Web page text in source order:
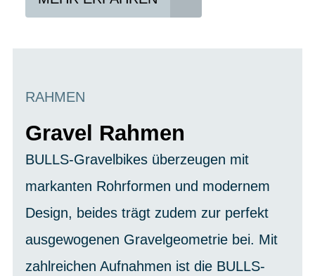
RAHMEN
Gravel Rahmen
BULLS-Gravelbikes überzeugen mit
markanten Rohrformen und modernem
Design, beides trägt zudem zur perfekt
ausgewogenen Gravelgeometrie bei. Mit
zahlreichen Aufnahmen ist die BULLS-